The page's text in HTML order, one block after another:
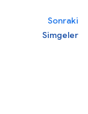
Sonraki
Simgeler